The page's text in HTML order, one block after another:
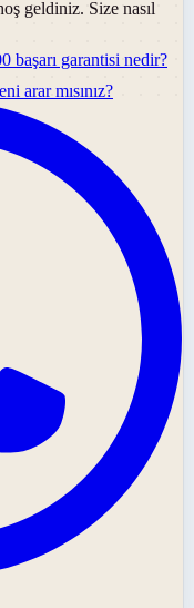
geldiniz. Size nasıl
başarı garantisi nedir?
arar mısınız?